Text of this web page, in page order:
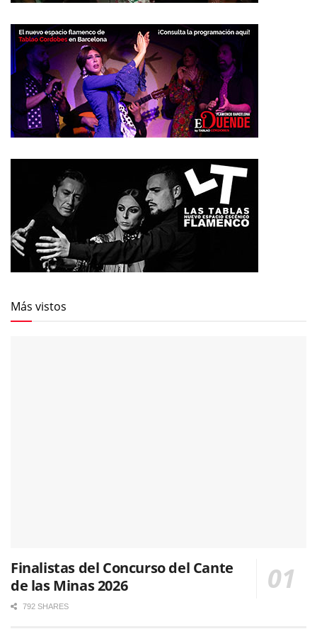
Más vistos
Finalistas del Concurso del Cante
de las Minas 2026
792 SHARES